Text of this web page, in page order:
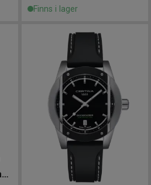
Finns i lager
CERTINA DS Chronograph Automatic 1968 43mm